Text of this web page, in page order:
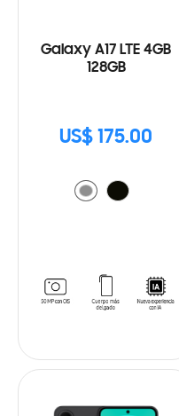
Galaxy A17 LTE 4GB
128GB
US$ 175.00